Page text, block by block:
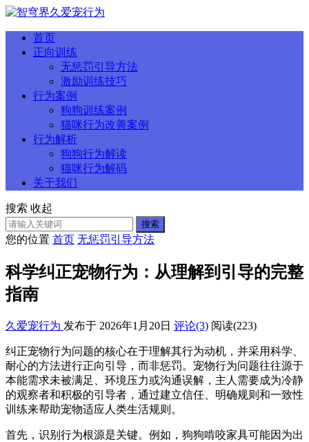
首页
正向训练
无惩罚引导方法
激励训练技巧
行为案例
狗狗训练案例
猫咪行为改善案例
行为解析
狗狗行为解读
猫咪行为解码
关于我们
搜索 收起
搜索
您的位置 首页 无惩罚引导方法
科学纠正宠物行为：从理解到引导的完整
指南
久爱宠行为 发布于 2026年1月20日 评论(3) 阅读(223)
纠正宠物行为问题的核心在于理解其行为动机，并采用科学、
耐心的方法进行正向引导，而非惩罚。宠物行为问题往往源于
本能需求未被满足、环境压力或沟通误解，主人需要成为冷静
的观察者和积极的引导者，通过建立信任、明确规则和一致性
训练来帮助宠物适应人类生活规则。
首先，识别行为根源是关键。例如，狗狗啃咬家具可能因为出